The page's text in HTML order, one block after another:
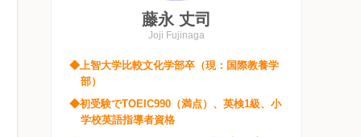
藤永 丈司
Joji Fujinaga
◆上智大学比較文化学部卒（現：国際教養学
部）
◆初受験でTOEIC990（満点）、英検1級、小
学校英語指導者資格